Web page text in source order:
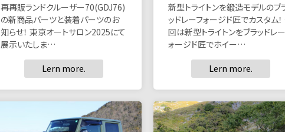
再再販ランドクルーザー70(GDJ76)
の新商品パーツと装着パーツのお
知らせ！ 東京オートサロン2025にて
展示いたしま…
Lern more.
新型トライトンを鍛造モデルのブ
ッドレーフォージド匠でカスタム！
回は新型トライトンをブラッドレ
ォージド匠でホイー…
Lern more.